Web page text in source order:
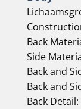
Back
Side
Back and
Back and
Back Detail: